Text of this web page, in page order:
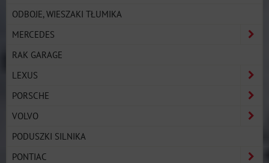
ODBOJE, WIESZAKI TŁUMIKA
MERCEDES
RAK GARAGE
LEXUS
PORSCHE
VOLVO
PODUSZKI SILNIKA
PONTIAC